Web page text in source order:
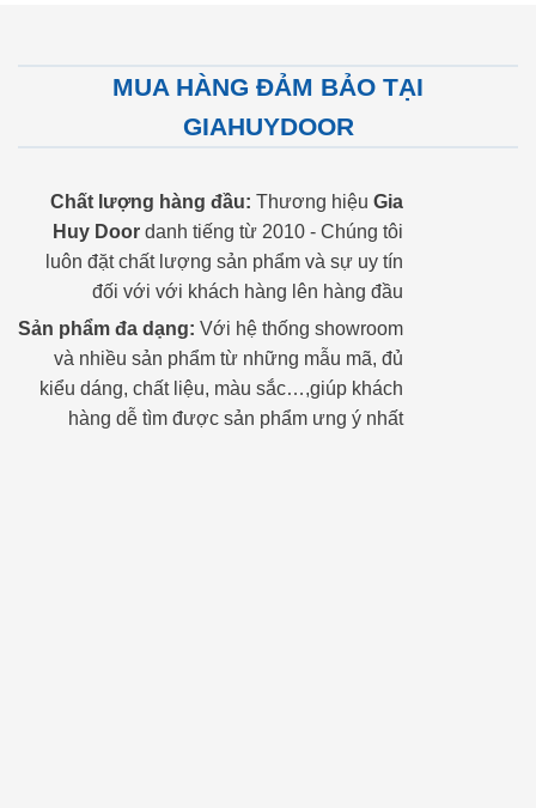
MUA HÀNG ĐẢM BẢO TẠI
GIAHUYDOOR
Chất lượng hàng đầu: Thương hiệu Gia
Huy Door danh tiếng từ 2010 - Chúng tôi
luôn đặt chất lượng sản phẩm và sự uy tín
đối với với khách hàng lên hàng đầu
Sản phẩm đa dạng: Với hệ thống showroom
và nhiều sản phẩm từ những mẫu mã, đủ
kiểu dáng, chất liệu, màu sắc…,giúp khách
hàng dễ tìm được sản phẩm ưng ý nhất